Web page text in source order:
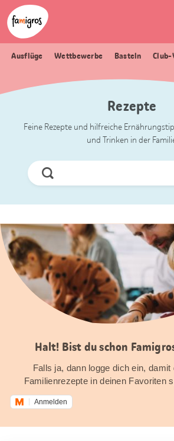
Sprungmarken
Navigation
Header
Logo
Ausflüge Wettbewerbe Basteln
Rezepte
Feine Rezepte und hilfreiche
und Trinken in der
Jetzt
Suchen
Halt! Bist du schon
Falls ja, dann logge dich ein, damit
Familienrezepte in deinen Favoriten
Anmelden